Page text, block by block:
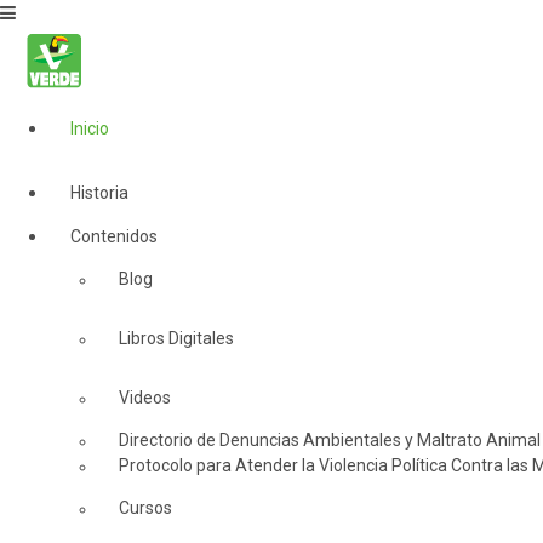
Inicio
Historia
Contenidos
Blog
Libros Digitales
Videos
Directorio de Denuncias Ambientales y Maltrato Animal
Protocolo para Atender la Violencia Política Contra las
Cursos